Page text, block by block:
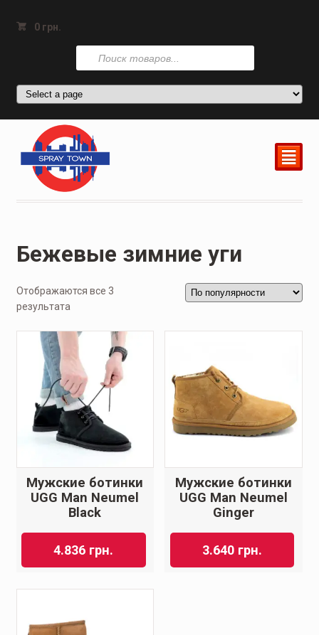
0 грн.
Поиск
товаров
²
Бежевые зимние уги
Отображаются все 3
результата
Мужские ботинки
UGG Man Neumel
Black
4.836 грн.
Мужские ботинки
UGG Man Neumel
Ginger
3.640 грн.